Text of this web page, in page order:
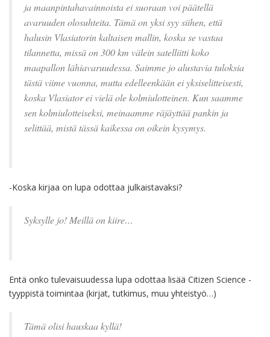
ja maanpintahavainnoista ei suoraan voi päätellä
avaruuden olosuhteita. Tämä on yksi syy siihen, että
halusin Vlasiatorin kaltaisen mallin, koska se vastaa
tilannetta, missä on 300 km välein satelliitti koko
maapallon lähiavaruudessa. Saimme jo alustavia tuloksia
tästä viime vuonna, mutta edelleenkään ei yksiselitteisesti,
koska Vlasiator ei vielä ole kolmiulotteinen. Kun saamme
sen kolmiulotteiseksi, meinaamme räjäyttää pankin ja
selittää, mistä tässä kaikessa on oikein kysymys.
-Koska kirjaa on lupa odottaa julkaistavaksi?
Syksylle jo! Meillä on kiire…
Entä onko tulevaisuudessa lupa odottaa lisää Citizen Science -
tyyppistä toimintaa (kirjat, tutkimus, muu yhteistyö…)
Tämä olisi hauskaa kyllä!